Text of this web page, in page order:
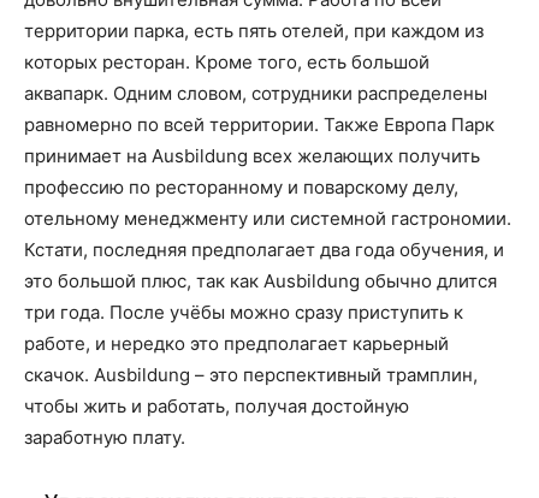
территории парка, есть пять отелей, при каждом из
которых ресторан. Кроме того, есть большой
аквапарк. Одним словом, сотрудники распределены
равномерно по всей территории. Также Европа Парк
принимает на Ausbildung всех желающих получить
профессию по ресторанному и поварскому делу,
отельному менеджменту или системной гастрономии.
Кстати, последняя предполагает два года обучения, и
это большой плюс, так как Ausbildung обычно длится
три года. После учёбы можно сразу приступить к
работе, и нередко это предполагает карьерный
скачок. Ausbildung – это перспективный трамплин,
чтобы жить и работать, получая достойную
заработную плату.